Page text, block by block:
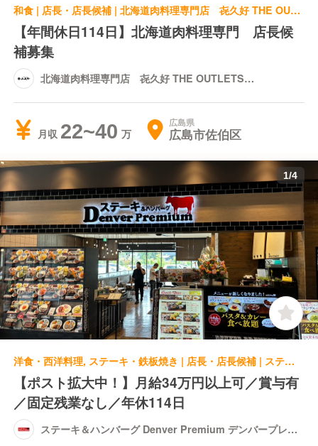
和食 | 店長・店長候補 | 北海道肉料理専門店 㐂久好 THE OUTLETS HIROSHIMA店
【年間休日114日】北海道肉料理専門 店長候
補募集
北海道肉料理専門店 㐂久好 THE OUTLETS
月収 22~40 広島県
広島市佐伯区
1/4
洋食・西洋料理, ステーキ・鉄板焼き | 店長・店長候補 | ステーキ＆ハンバーグ Denver Premium デンバープレミアム イオンモール神戸北
【ポスト拡大中！】月給34万円以上可／賞与有
／固定残業なし／年休114日
ステーキ＆ハンバーグ Denver Premium デンバープレミ